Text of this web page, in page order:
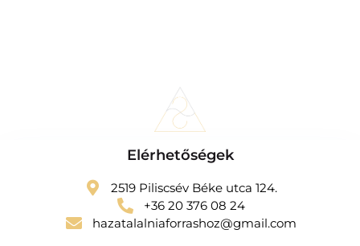
Elérhetőségek
2519 Piliscsév Béke utca 124.
+36 20 376 08 24
hazatalalniaforrashoz@gmail.com